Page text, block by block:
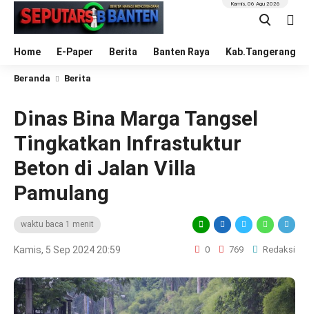
Home E-Paper Berita Banten Raya Kab.Tangerang
Kamis, 06 Agu 2026
Beranda Berita
Dinas Bina Marga Tangsel
Tingkatkan Infrastuktur
Beton di Jalan Villa
Pamulang
waktu baca 1 menit
Kamis, 5 Sep 2024 20:59 0 769 Redaksi